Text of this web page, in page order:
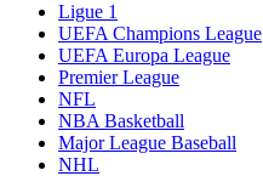
Ligue 1
UEFA Champions League
UEFA Europa League
Premier League
NFL
NBA Basketball
Major League Baseball
NHL